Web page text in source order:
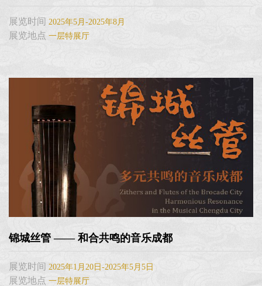
展览时间 2025年5月-2025年8月
展览地点 一层特展厅
锦城丝管 —— 和合共鸣的音乐成都
展览时间 2025年1月20日-2025年5月5日
展览地点 一层特展厅